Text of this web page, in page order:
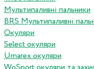
Мультипаливні пальники
BRS Мультипаливні
Окуляри
Select окуляри
Umarex окуляри